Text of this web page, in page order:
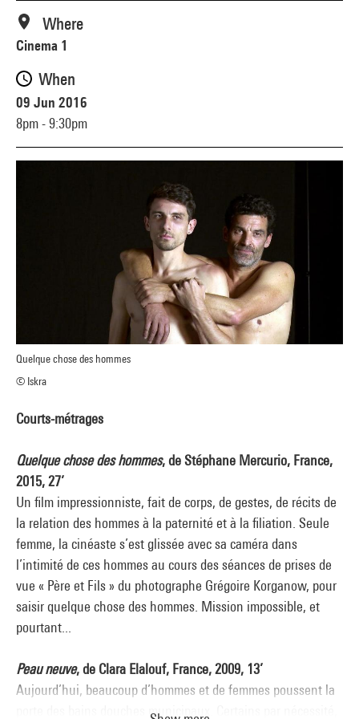
Quelque chose des hommes
© Iskra
Courts-métrages
Quelque chose des hommes, de Stéphane Mercurio, France,
2015, 27’
Un film impressionniste, fait de corps, de gestes, de récits de
la relation des hommes à la paternité et à la filiation. Seule
femme, la cinéaste s’est glissée avec sa caméra dans
l’intimité de ces hommes au cours des séances de prises de
vue « Père et Fils » du photographe Grégoire Korganow, pour
saisir quelque chose des hommes. Mission impossible, et
pourtant...
Peau neuve, de Clara Elalouf, France, 2009, 13’
Aujourd’hui, beaucoup d’hommes et de femmes poussent la
porte des bains douches municipaux. Certains par nécessité,
Where
Cinema 1
When
09 Jun 2016
8pm - 9:30pm